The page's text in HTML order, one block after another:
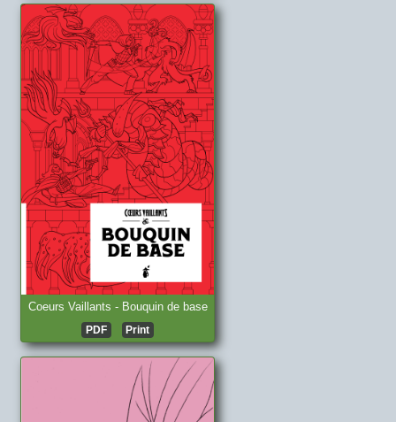
Coeurs Vaillants - Bouquin de base
PDF Print